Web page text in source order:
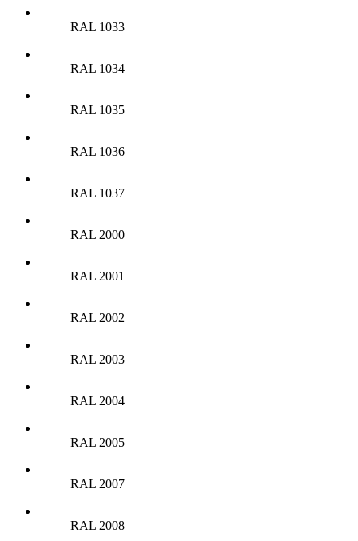
RAL 1033
RAL 1034
RAL 1035
RAL 1036
RAL 1037
RAL 2000
RAL 2001
RAL 2002
RAL 2003
RAL 2004
RAL 2005
RAL 2007
RAL 2008